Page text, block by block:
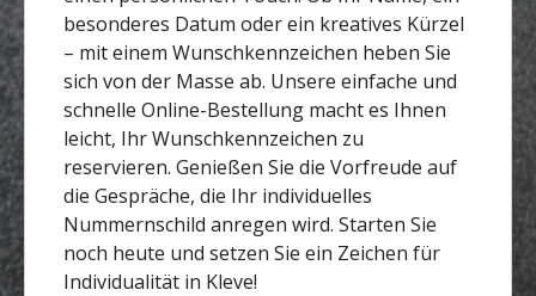
besonderes Datum oder ein kreatives Kürzel
– mit einem Wunschkennzeichen heben Sie
sich von der Masse ab. Unsere einfache und
schnelle Online-Bestellung macht es Ihnen
leicht, Ihr Wunschkennzeichen zu
reservieren. Genießen Sie die Vorfreude auf
die Gespräche, die Ihr individuelles
Nummernschild anregen wird. Starten Sie
noch heute und setzen Sie ein Zeichen für
Individualität in Kleve!